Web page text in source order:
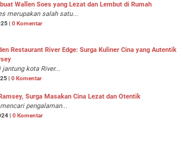
Wallen Soes yang Lezat dan Lembut di Rumah
merupakan salah satu...
| 0 Komentar
Restaurant River Edge: Surga Kuliner Cina yang Autentik
jantung kota River...
| 0 Komentar
Surga Masakan Cina Lezat dan Otentik
pengalaman...
| 0 Komentar